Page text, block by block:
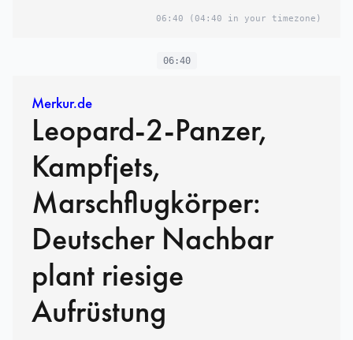
06:40 (04:40 in your timezone)
06:40
Merkur.de
Leopard-2-Panzer,
Kampfjets,
Marschflugkörper:
Deutscher Nachbar
plant riesige
Aufrüstung